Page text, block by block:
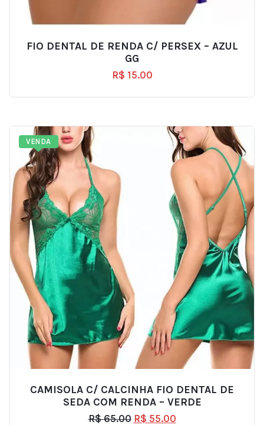
FIO DENTAL DE RENDA C/ PERSEX – AZUL
GG
R$ 15.00
VENDA
CAMISOLA C/ CALCINHA FIO DENTAL DE
SEDA COM RENDA – VERDE
R$65.00 R$ 55.00